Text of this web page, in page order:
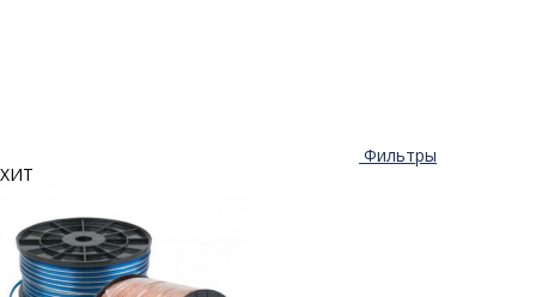
Фильтры
ХИТ